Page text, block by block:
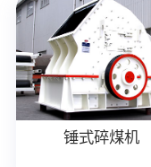
锤式碎煤机